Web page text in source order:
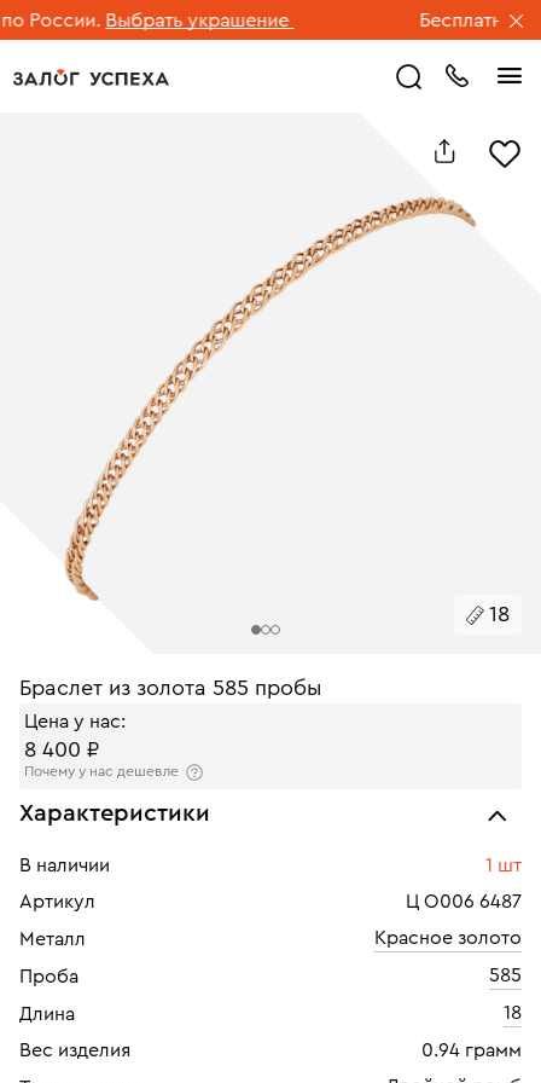
России. Выбрать украшение Бесплатная
18
Браслет из золота 585 пробы
Цена у нас:
8 400 ₽
Почему у нас дешевле
Характеристики
В наличии
1 шт
Артикул
Ц О006 6487
Металл
Красное золото
Проба
585
Длина
18
Вес изделия
0.94 грамм